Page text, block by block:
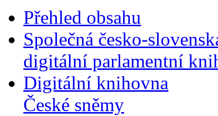
Přehled obsahu
Společná česko-
digitální parlamentní
Digitální knihovna
České sněmy